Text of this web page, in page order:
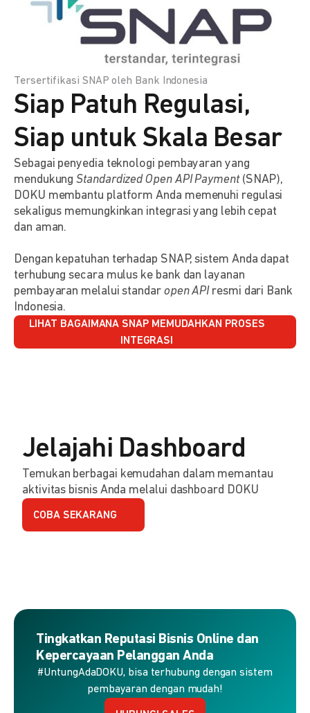
Tersertifikasi SNAP oleh Bank Indonesia
Siap Patuh Regulasi,
Siap untuk Skala Besar
Sebagai penyedia teknologi pembayaran yang
mendukungStandardized Open API Payment(SNAP),
DOKU membantu platform Anda memenuhi regulasi
sekaligus memungkinkan integrasi yang lebih cepat
dan aman.
Dengan kepatuhan terhadap SNAP, sistem Anda dapat
terhubung secara mulus ke bank dan layanan
pembayaran melalui standar open APIresmi dari Bank
Indonesia.
LIHAT BAGAIMANA SNAP MEMUDAHKAN PROSES
INTEGRASI
Jelajahi Dashboard
Temukan berbagai kemudahan dalam memantau
aktivitas bisnis Anda melalui dashboard DOKU
COBA SEKARANG
Tingkatkan Reputasi Bisnis Online dan
Kepercayaan Pelanggan Anda
#UntungAdaDOKU, bisa terhubung dengan sistem
pembayaran dengan mudah!